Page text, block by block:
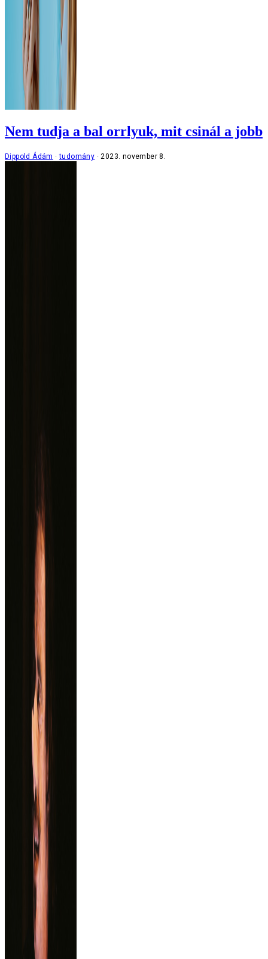
Nem tudja a bal orrlyuk, mit csinál a jobb
Dippold Ádám tudomány 2023. november 8.